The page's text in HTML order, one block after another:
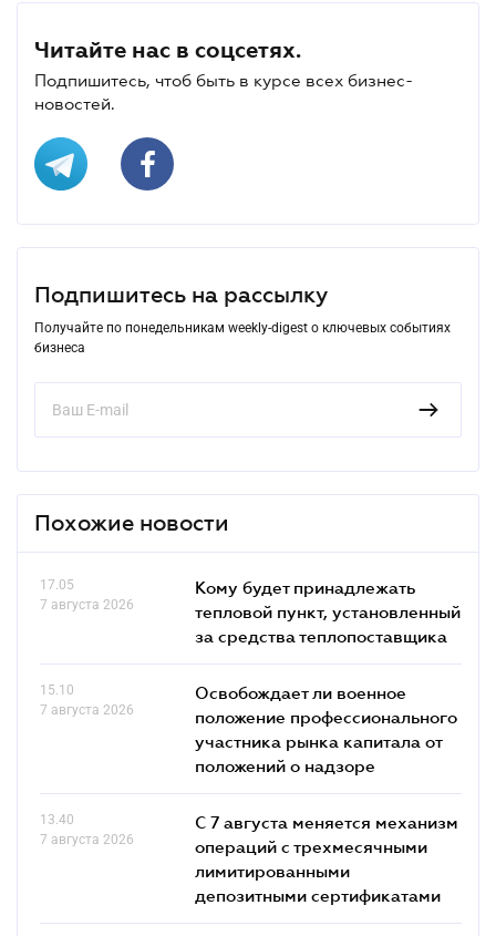
Читайте нас в соцсетях.
Подпишитесь, чтоб быть в курсе всех бизнес-
новостей.
Подпишитесь на рассылку
Получайте по понедельникам weekly-digest о ключевых событиях
бизнеса
Похожие новости
17.05
7 августа 2026
Кому будет принадлежать
тепловой пункт, установленный
за средства теплопоставщика
15.10
7 августа 2026
Освобождает ли военное
положение профессионального
участника рынка капитала от
положений о надзоре
13.40
7 августа 2026
С 7 августа меняется механизм
операций с трехмесячными
лимитированными
депозитными сертификатами